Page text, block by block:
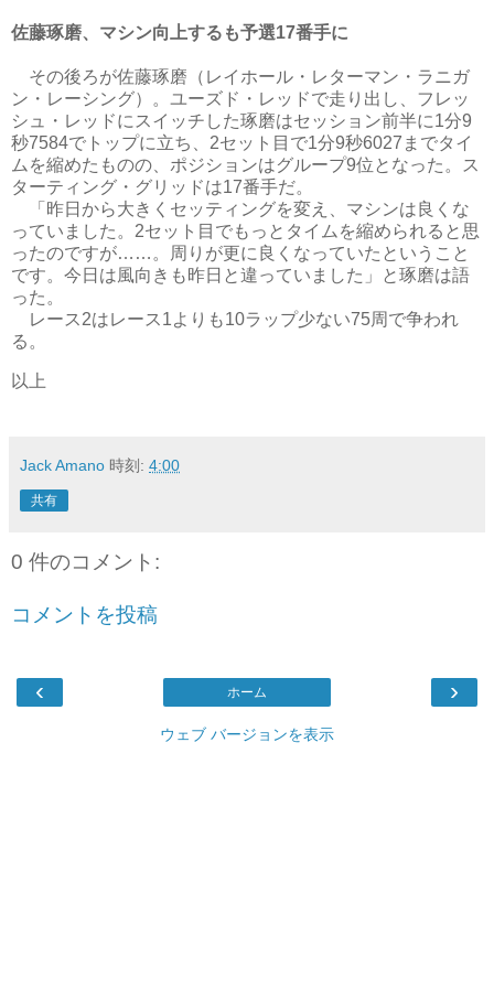
佐藤琢磨、マシン向上するも予選17番手に
その後ろが佐藤琢磨（レイホール・レターマン・ラニガ
ン・レーシング）。ユーズド・レッドで走り出し、フレッ
シュ・レッドにスイッチした琢磨はセッション前半に1分9
秒7584でトップに立ち、2セット目で1分9秒6027までタイ
ムを縮めたものの、ポジションはグループ9位となった。ス
ターティング・グリッドは17番手だ。
「昨日から大きくセッティングを変え、マシンは良くな
っていました。2セット目でもっとタイムを縮められると思
ったのですが……。周りが更に良くなっていたということ
です。今日は風向きも昨日と違っていました」と琢磨は語
った。
レース2はレース1よりも10ラップ少ない75周で争われ
る。
以上
Jack Amano 時刻: 4:00
共有
0 件のコメント:
コメントを投稿
‹ ›
ホーム
ウェブ バージョンを表示